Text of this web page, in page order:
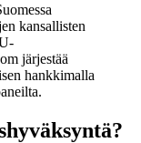
kansallisten
järjestää
hankkimalla